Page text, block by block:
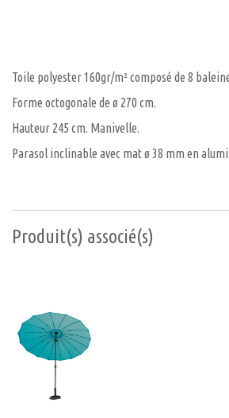
Toile polyester 160gr/m² composé de 8
Forme octogonale de ø 270 cm.
Hauteur 245 cm. Manivelle.
Parasol inclinable avec mat ø 38 mm en
Produit(s) associé(s)